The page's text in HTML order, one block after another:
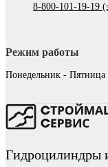
8-800-101-19-19
Режим работы
Понедельник - Пятница
Гидроцилиндры